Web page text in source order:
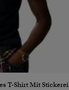
T-Shirt Mit Stickerei